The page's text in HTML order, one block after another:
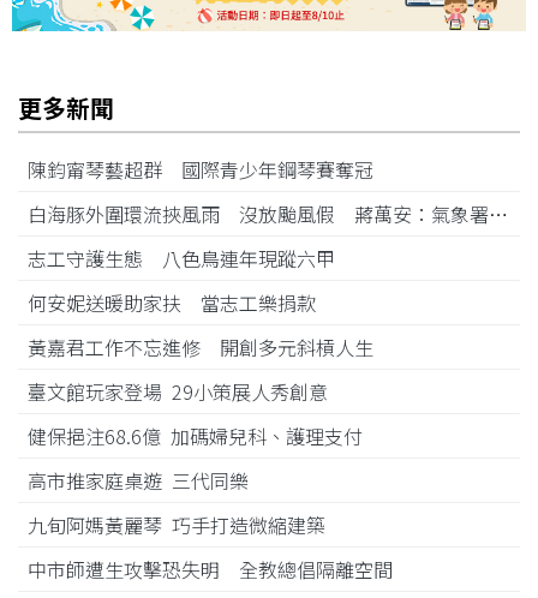
更多新聞
陳鈞甯琴藝超群 國際青少年鋼琴賽奪冠
白海豚外圍環流挾風雨 沒放颱風假 蔣萬安：氣象署沒發陸警
志工守護生態 八色鳥連年現蹤六甲
何安妮送暖助家扶 當志工樂捐款
黃嘉君工作不忘進修 開創多元斜槓人生
臺文館玩家登場 29小策展人秀創意
健保挹注68.6億 加碼婦兒科、護理支付
高市推家庭桌遊 三代同樂
九旬阿媽黃麗琴 巧手打造微縮建築
中市師遭生攻擊恐失明 全教總倡隔離空間